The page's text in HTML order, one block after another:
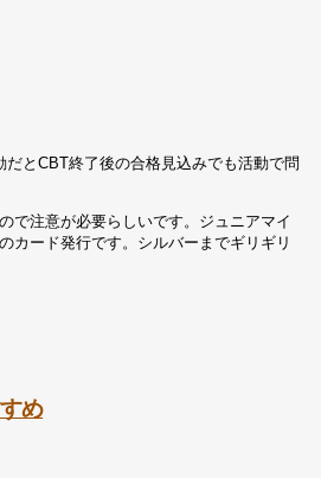
とCBT終了後の合格見込みでも活動で問
で注意が必要らしいです。ジュニアマイ
カード発行です。シルバーまでギリギリ
め